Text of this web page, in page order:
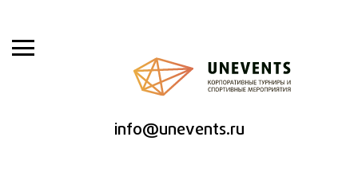
info@unevents.ru